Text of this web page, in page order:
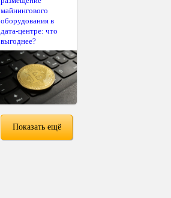
майнингового
оборудования в
дата-центре: что
выгоднее?
Показать ещё